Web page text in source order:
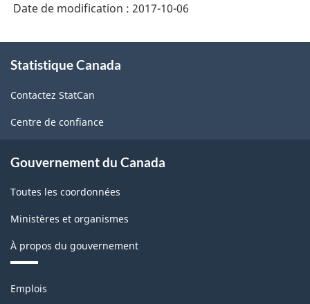
Date de modification : 2017-10-06
propos
ce
site
Statistique Canada
Contactez StatCan
Centre de confiance
Gouvernement du Canada
Toutes les coordonnées
Ministères et organismes
À propos du gouvernement
Thèmes
Emplois